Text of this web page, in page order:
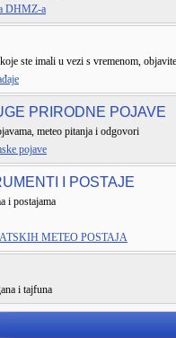
DHMZ-a
ste imali u vezi s vremenom,
PRIRODNE POJAVE
meteo pitanja i odgovori
pojave
I POSTAJE
i postajama
METEO POSTAJA
i tajfuna